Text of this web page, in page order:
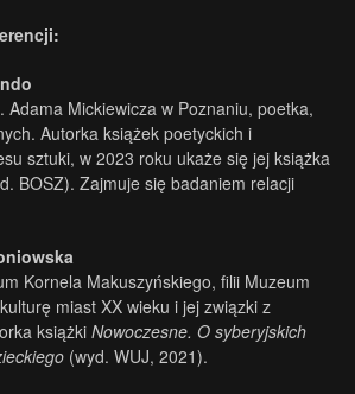
Adama Mickiewicza w Poznaniu, poetka,
Autorka książek poetyckich i
sztuki, w 2023 roku ukaże się jej książka
BOSZ). Zajmuje się badaniem relacji
Kornela Makuszyńskiego, filii Muzeum
miast XX wieku i jej związki z
książki Nowoczesne. O syberyjskich
(wyd. WUJ, 2021).